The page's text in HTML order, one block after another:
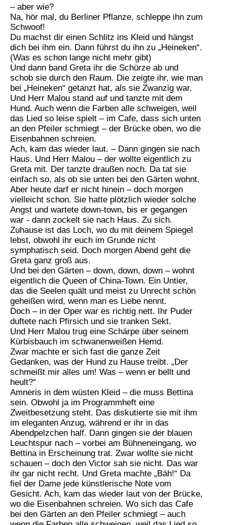
– aber wie?
Na, hör mal, du Berliner Pflanze, schleppe ihn zum
Schwoof!
Du machst dir einen Schlitz ins Kleid und hängst
dich bei ihm ein. Dann führst du ihn zu „Heineken“.
(Was es schon lange nicht mehr gibt)
Und dann band Greta ihr die Schürze ab und
schob sie durch den Raum. Die zeigte ihr, wie man
bei „Heineken“ getanzt hat, als sie Zwanzig war.
Und Herr Malou stand auf und tanzte mit dem
Hund. Auch wenn die Farben alle schweigen, weil
das Lied so leise spielt – im Cafe, dass sich unten
an den Pfeiler schmiegt – der Brücke oben, wo die
Eisenbahnen schreien.
Ach, kam das wieder laut. – Dann gingen sie nach
Haus. Und Herr Malou – der wollte eigentlich zu
Greta mit. Der tanzte draußen noch. Da tat sie
einfach so, als ob sie unten bei den Gärten wohnt.
Aber heute darf er nicht hinein – doch morgen
vielleicht schon. Sie hatte plötzlich wieder solche
Angst und wartete down-town, bis er gegangen
war - dann zockelt sie nach Haus. Zu sich.
Zuhause ist das Loch, wo du mit deinem Spiegel
lebst, obwohl ihr euch im Grunde nicht
symphatisch seid. Doch morgen Abend geht die
Greta ganz groß aus.
Und bei den Gärten – down, down, down – wohnt
eigentlich die Queen of China-Town. Ein Untier,
das die Seelen quält und meist zu Unrecht schön
geheißen wird, wenn man es Liebe nennt.
Doch – in der Oper war es richtig nett. Ihr Puder
duftete nach Pfirsich und sie tranken Sekt.
Und Herr Malou trug eine Schärpe über seinem
Kürbisbauch im schwanenweißen Hemd.
Zwar machte er sich fast die ganze Zeit
Gedanken, was der Hund zu Hause treibt. „Der
schmeißt mir alles um! Was – wenn er bellt und
heult?“
Amneris in dem wüsten Kleid – die muss Bettina
sein. Obwohl ja im Programmheft eine
Zweitbesetzung steht. Das diskutierte sie mit ihm
im eleganten Anzug, während er ihr in das
Abendpelzchen half. Dann gingen sie der blauen
Leuchtspur nach – vorbei am Bühneneingang, wo
Bettina in Erscheinung trat. Zwar wollte sie nicht
schauen – doch den Victor sah sie nicht. Das war
ihr gar nicht recht. Und Greta machte „Bäh!“ Da
fiel der Dame jede künstlerische Note vom
Gesicht. Ach, kam das wieder laut von der Brücke,
wo die Eisenbahnen schreien. Wo sich das Cafe
bei den Gärten an den Pfeiler schmiegt – auch